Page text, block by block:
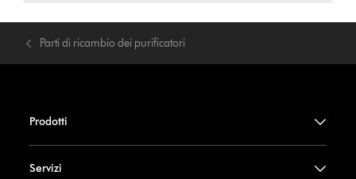
Parti di ricambio dei purificatori
Prodotti
Servizi